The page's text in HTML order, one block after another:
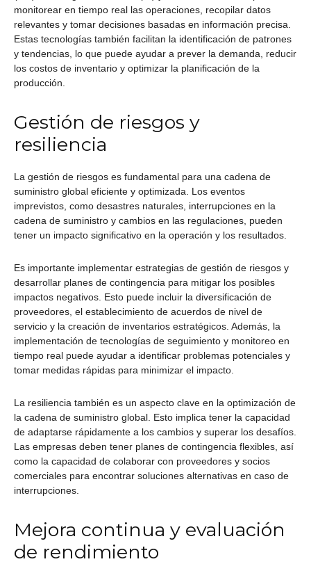
monitorear en tiempo real las operaciones, recopilar datos
relevantes y tomar decisiones basadas en información precisa.
Estas tecnologías también facilitan la identificación de patrones
y tendencias, lo que puede ayudar a prever la demanda, reducir
los costos de inventario y optimizar la planificación de la
producción.
Gestión de riesgos y
resiliencia
La gestión de riesgos es fundamental para una cadena de
suministro global eficiente y optimizada. Los eventos
imprevistos, como desastres naturales, interrupciones en la
cadena de suministro y cambios en las regulaciones, pueden
tener un impacto significativo en la operación y los resultados.
Es importante implementar estrategias de gestión de riesgos y
desarrollar planes de contingencia para mitigar los posibles
impactos negativos. Esto puede incluir la diversificación de
proveedores, el establecimiento de acuerdos de nivel de
servicio y la creación de inventarios estratégicos. Además, la
implementación de tecnologías de seguimiento y monitoreo en
tiempo real puede ayudar a identificar problemas potenciales y
tomar medidas rápidas para minimizar el impacto.
La resiliencia también es un aspecto clave en la optimización de
la cadena de suministro global. Esto implica tener la capacidad
de adaptarse rápidamente a los cambios y superar los desafíos.
Las empresas deben tener planes de contingencia flexibles, así
como la capacidad de colaborar con proveedores y socios
comerciales para encontrar soluciones alternativas en caso de
interrupciones.
Mejora continua y evaluación
de rendimiento